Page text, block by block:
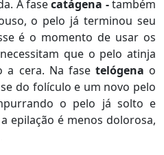
A fasecatágena -também
o pelo já terminou seu
é o momento de usar os
que o pelo atinja
a cera. Na fase telógena o
do folículo e um novo pelo
o pelo já solto e
epilação é menos dolorosa,